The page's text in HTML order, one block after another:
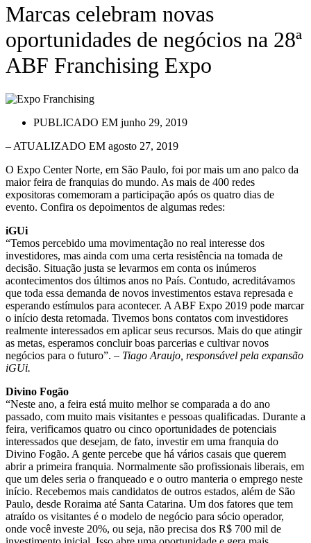
Marcas celebram novas
oportunidades de negócios na 28ª
ABF Franchising Expo
PUBLICADO EM junho 29, 2019
– ATUALIZADO EM agosto 27, 2019
O Expo Center Norte, em São Paulo, foi por mais um ano palco da
maior feira de franquias do mundo. As mais de 400 redes
expositoras comemoram a participação após os quatro dias de
evento. Confira os depoimentos de algumas redes:
iGUi
“Temos percebido uma movimentação no real interesse dos
investidores, mas ainda com uma certa resistência na tomada de
decisão. Situação justa se levarmos em conta os inúmeros
acontecimentos dos últimos anos no País. Contudo, acreditávamos
que toda essa demanda de novos investimentos estava represada e
esperando estímulos para acontecer. A ABF Expo 2019 pode marcar
o início desta retomada. Tivemos bons contatos com investidores
realmente interessados em aplicar seus recursos. Mais do que atingir
as metas, esperamos concluir boas parcerias e cultivar novos
negócios para o futuro”. – Tiago Araujo, responsável pela expansão
iGUi.
Divino Fogão
“Neste ano, a feira está muito melhor se comparada a do ano
passado, com muito mais visitantes e pessoas qualificadas. Durante a
feira, verificamos quatro ou cinco oportunidades de potenciais
interessados que desejam, de fato, investir em uma franquia do
Divino Fogão. A gente percebe que há vários casais que querem
abrir a primeira franquia. Normalmente são profissionais liberais, em
que um deles seria o franqueado e o outro manteria o emprego neste
início. Recebemos mais candidatos de outros estados, além de São
Paulo, desde Roraima até Santa Catarina. Um dos fatores que tem
atraído os visitantes é o modelo de negócio para sócio operador,
onde você investe 20%, ou seja, não precisa dos R$ 700 mil de